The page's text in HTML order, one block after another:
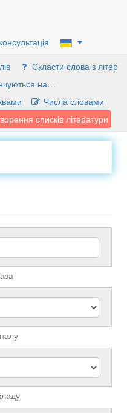
Скласти слова з літер
на…
Числа словами
списків літератури